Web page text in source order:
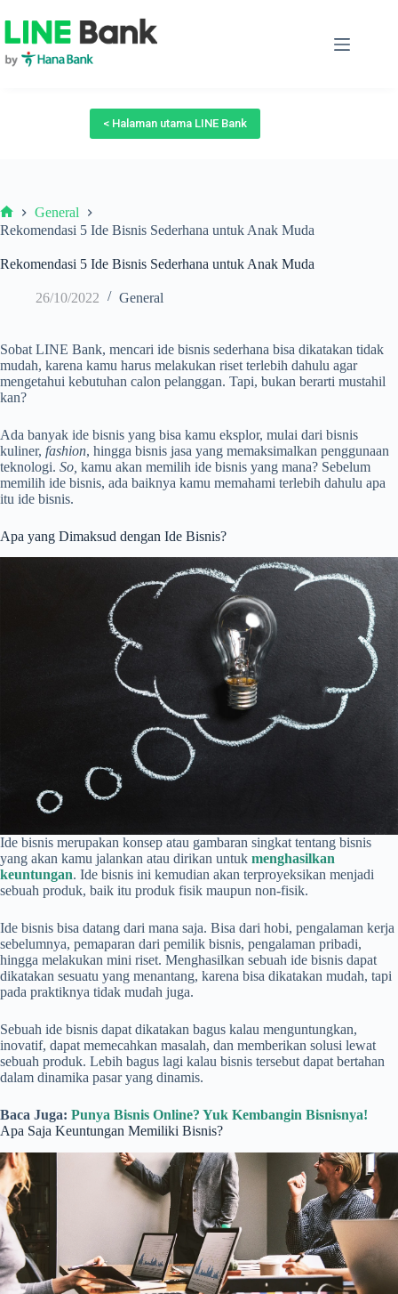
to
content
< Halaman utama LINE Bank
Beranda
General
Rekomendasi 5 Ide Bisnis Sederhana untuk Anak Muda
Rekomendasi 5 Ide Bisnis Sederhana untuk Anak Muda
26/10/2022 General
Sobat LINE Bank, mencari ide bisnis sederhana bisa dikatakan tidak
mudah, karena kamu harus melakukan riset terlebih dahulu agar
mengetahui kebutuhan calon pelanggan. Tapi, bukan berarti mustahil
kan?
Ada banyak ide bisnis yang bisa kamu eksplor, mulai dari bisnis
kuliner, fashion, hingga bisnis jasa yang memaksimalkan penggunaan
teknologi. So, kamu akan memilih ide bisnis yang mana? Sebelum
memilih ide bisnis, ada baiknya kamu memahami terlebih dahulu apa
itu ide bisnis.
Apa yang Dimaksud dengan Ide Bisnis?
Ide bisnis merupakan konsep atau gambaran singkat tentang bisnis
yang akan kamu jalankan atau dirikan untuk menghasilkan
keuntungan. Ide bisnis ini kemudian akan terproyeksikan menjadi
sebuah produk, baik itu produk fisik maupun non-fisik.
Ide bisnis bisa datang dari mana saja. Bisa dari hobi, pengalaman kerja
sebelumnya, pemaparan dari pemilik bisnis, pengalaman pribadi,
hingga melakukan mini riset. Menghasilkan sebuah ide bisnis dapat
dikatakan sesuatu yang menantang, karena bisa dikatakan mudah, tapi
pada praktiknya tidak mudah juga.
Sebuah ide bisnis dapat dikatakan bagus kalau menguntungkan,
inovatif, dapat memecahkan masalah, dan memberikan solusi lewat
sebuah produk. Lebih bagus lagi kalau bisnis tersebut dapat bertahan
dalam dinamika pasar yang dinamis.
Baca Juga: Punya Bisnis Online? Yuk Kembangin Bisnisnya!
Apa Saja Keuntungan Memiliki Bisnis?